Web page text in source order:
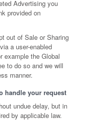
Advertising you
provided on
out of Sale or Sharing
a user-enabled
example the Global
to do so and we will
manner.
handle your request
undue delay, but in
by applicable law.